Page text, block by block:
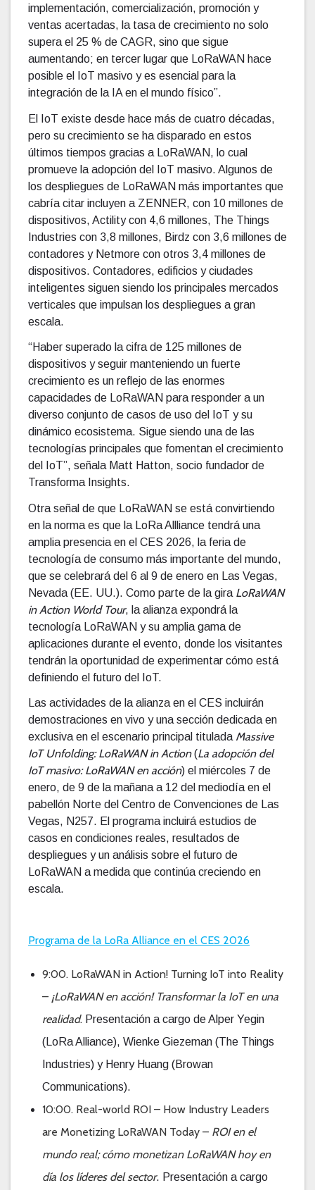
implementación, comercialización, promoción y
ventas acertadas, la tasa de crecimiento no solo
supera el 25 % de CAGR, sino que sigue
aumentando; en tercer lugar que LoRaWAN hace
posible el IoT masivo y es esencial para la
integración de la IA en el mundo físico”.
El IoT existe desde hace más de cuatro décadas,
pero su crecimiento se ha disparado en estos
últimos tiempos gracias a LoRaWAN, lo cual
promueve la adopción del IoT masivo. Algunos de
los despliegues de LoRaWAN más importantes que
cabría citar incluyen a ZENNER, con 10 millones de
dispositivos, Actility con 4,6 millones, The Things
Industries con 3,8 millones, Birdz con 3,6 millones de
contadores y Netmore con otros 3,4 millones de
dispositivos. Contadores, edificios y ciudades
inteligentes siguen siendo los principales mercados
verticales que impulsan los despliegues a gran
escala.
“Haber superado la cifra de 125 millones de
dispositivos y seguir manteniendo un fuerte
crecimiento es un reflejo de las enormes
capacidades de LoRaWAN para responder a un
diverso conjunto de casos de uso del IoT y su
dinámico ecosistema. Sigue siendo una de las
tecnologías principales que fomentan el crecimiento
del IoT”, señala Matt Hatton, socio fundador de
Transforma Insights.
Otra señal de que LoRaWAN se está convirtiendo
en la norma es que la LoRa Allliance tendrá una
amplia presencia en el CES 2026, la feria de
tecnología de consumo más importante del mundo,
que se celebrará del 6 al 9 de enero en Las Vegas,
Nevada (EE. UU.). Como parte de la gira LoRaWAN
in Action World Tour, la alianza expondrá la
tecnología LoRaWAN y su amplia gama de
aplicaciones durante el evento, donde los visitantes
tendrán la oportunidad de experimentar cómo está
definiendo el futuro del IoT.
Las actividades de la alianza en el CES incluirán
demostraciones en vivo y una sección dedicada en
exclusiva en el escenario principal titulada Massive
IoT Unfolding: LoRaWAN in Action(La adopción del
IoT masivo: LoRaWAN en acción) el miércoles 7 de
enero, de 9 de la mañana a 12 del mediodía en el
pabellón Norte del Centro de Convenciones de Las
Vegas, N257. El programa incluirá estudios de
casos en condiciones reales, resultados de
despliegues y un análisis sobre el futuro de
LoRaWAN a medida que continúa creciendo en
escala.
Programa de la LoRa Alliance en el CES 2026
9:00. LoRaWAN in Action! Turning IoT into Reality
– ¡LoRaWAN en acción! Transformar la IoT en una
realidad. Presentación a cargo de Alper Yegin
(LoRa Alliance), Wienke Giezeman (The Things
Industries) y Henry Huang (Browan
Communications).
10:00. Real-world ROI – How Industry Leaders
are Monetizing LoRaWAN Today – ROI en el
mundo real; cómo monetizan LoRaWAN hoy en
día los líderes del sector. Presentación a cargo